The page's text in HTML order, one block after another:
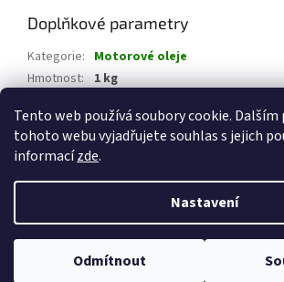
Tento web používá soubory cookie.
tohoto webu vyjadřujete souhlas s jejich
informacízde.
Nastavení
Odmítnout
Doplňkové parametry
Kategorie: Motorové oleje
Hmotnost: 1 kg
Copyright 2026CHEMICKÉ PRODUKTY